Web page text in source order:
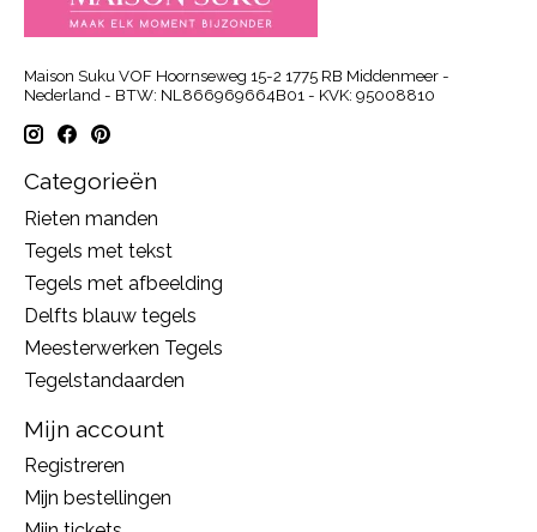
Maison Suku VOF Hoornseweg 15-2 1775 RB Middenmeer -
Nederland - BTW: NL866969664B01 - KVK: 95008810
Categorieën
Rieten manden
Tegels met tekst
Tegels met afbeelding
Delfts blauw tegels
Meesterwerken Tegels
Tegelstandaarden
Mijn account
Registreren
Mijn bestellingen